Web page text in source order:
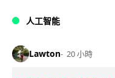
人工智能
Lawton 20 小時